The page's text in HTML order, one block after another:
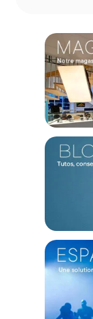
Ce filtre créé un
lumineuses,
images. Les rides
laissant une peau
Technologie
Grâce à la
légèrement
détails. Le faible
les zones
Caractéristiques
Modèle : Filtre
Marque : Tiffen
Référence :
TECHNIQUE
Type de filtre :
Taille : Filetage du
Filetage
Revêtement : Non